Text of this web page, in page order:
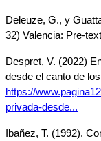
Deleuze, G., y
32) Valencia: Pre-
Despret, V. (2022)
https://
privada-desde...
Ibañez, T. (1992).